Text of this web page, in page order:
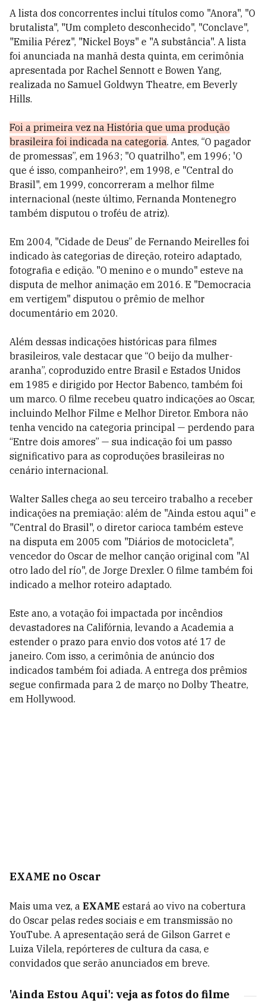
A lista dos concorrentes inclui títulos como "Anora", "O
brutalista", "Um completo desconhecido", "Conclave",
"Emilia Pérez", "Nickel Boys" e "A substância". A lista
foi anunciada na manhã desta quinta, em cerimônia
apresentada por Rachel Sennott e Bowen Yang,
realizada no Samuel Goldwyn Theatre, em Beverly
Hills.
Foi a primeira vez na História que uma produção
brasileira foi indicada na categoria. Antes, “O pagador
de promessas”, em 1963; "O quatrilho", em 1996; 'O
que é isso, companheiro?', em 1998, e "Central do
Brasil", em 1999, concorreram a melhor filme
internacional (neste último, Fernanda Montenegro
também disputou o troféu de atriz).
Em 2004, "Cidade de Deus” de Fernando Meirelles foi
indicado às categorias de direção, roteiro adaptado,
fotografia e edição. "O menino e o mundo" esteve na
disputa de melhor animação em 2016. E "Democracia
em vertigem" disputou o prêmio de melhor
documentário em 2020.
Além dessas indicações históricas para filmes
brasileiros, vale destacar que “O beijo da mulher-
aranha”, coproduzido entre Brasil e Estados Unidos
em 1985 e dirigido por Hector Babenco, também foi
um marco. O filme recebeu quatro indicações ao Oscar,
incluindo Melhor Filme e Melhor Diretor. Embora não
tenha vencido na categoria principal — perdendo para
“Entre dois amores” — sua indicação foi um passo
significativo para as coproduções brasileiras no
cenário internacional.
Walter Salles chega ao seu terceiro trabalho a receber
indicações na premiação: além de "Ainda estou aqui" e
"Central do Brasil", o diretor carioca também esteve
na disputa em 2005 com "Diários de motocicleta",
vencedor do Oscar de melhor canção original com "Al
otro lado del río", de Jorge Drexler. O filme também foi
indicado a melhor roteiro adaptado.
Este ano, a votação foi impactada por incêndios
devastadores na Califórnia, levando a Academia a
estender o prazo para envio dos votos até 17 de
janeiro. Com isso, a cerimônia de anúncio dos
indicados também foi adiada. A entrega dos prêmios
segue confirmada para 2 de março no Dolby Theatre,
em Hollywood.
EXAME no Oscar
Mais uma vez, a EXAME estará ao vivo na cobertura
do Oscar pelas redes sociais e em transmissão no
YouTube. A apresentação será de Gilson Garret e
Luiza Vilela, repórteres de cultura da casa, e
convidados que serão anunciados em breve.
'Ainda Estou Aqui': veja as fotos do filme